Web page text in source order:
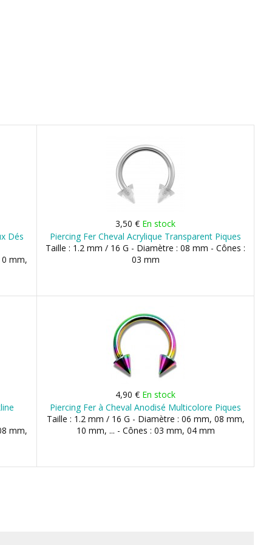
Dés
mm,
3,50 € En stock
Piercing Fer Cheval Acrylique Transparent Piques
Taille : 1.2 mm / 16 G - Diamètre : 08 mm - Cônes :
03 mm
mm,
4,90 € En stock
Piercing Fer à Cheval Anodisé Multicolore Piques
Taille : 1.2 mm / 16 G - Diamètre : 06 mm, 08 mm,
10 mm, ... - Cônes : 03 mm, 04 mm